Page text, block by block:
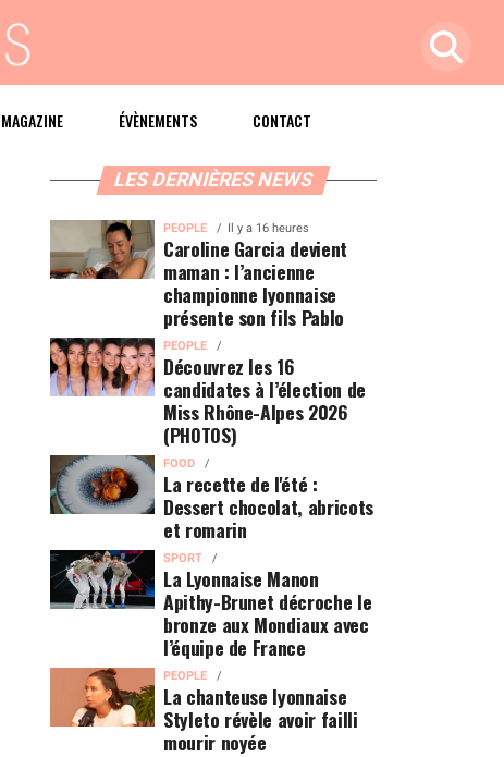
MAGAZINE ÉVÈNEMENTS CONTACT
LES DERNIÈRES NEWS
PEOPLE Il y a 16 heures
Caroline Garcia devient
maman : l’ancienne
championne lyonnaise
présente son fils Pablo
PEOPLE
Découvrez les 16
candidates à l’élection de
Miss Rhône-Alpes 2026
(PHOTOS)
FOOD
La recette de l'été :
Dessert chocolat, abricots
et romarin
SPORT
La Lyonnaise Manon
Apithy-Brunet décroche le
bronze aux Mondiaux avec
l’équipe de France
PEOPLE
La chanteuse lyonnaise
Styleto révèle avoir failli
mourir noyée